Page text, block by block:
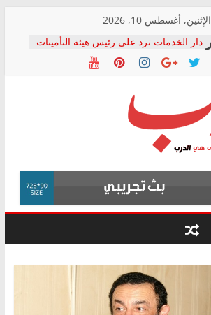
الإثنين, أغسطس 10, 2026
دار الخدمات ترد على رئيس هيئة التأمينات
بعد مؤتمره الصحفي: إنكار الأزمة لا ينهي
معاناة أصحاب المعاشات.. ونطالب بكشف
فرحات سليمان يكتب: القطاع الصحي إلى
أين؟
حزب التحالف الشعبي يطلق لجنة “الحق
في الصحة” بالإسكندرية لرصد الانتهاكات
ودعم المرضى
الوزاري لمدينة الصحفيين.. وانتهاء أعمال
إنشاء المبنى الإداري
المجلس القومي لحقوق الإنسان يعلن
متابعة قضية الدكتور محمد زهران.. ويؤكد:
قرينة البراءة وضمانات المحاكمة العادلة